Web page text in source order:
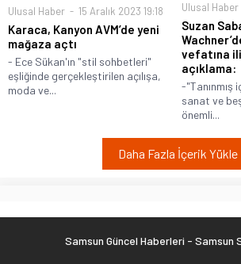
Ulusal Haber 15 Aralık 2023 19:18
Karaca, Kanyon AVM’de yeni
mağaza açtı
- Ece Sükan'ın "stil sohbetleri"
eşliğinde gerçekleştirilen açılışa,
moda ve...
Ulusal Haber
Suzan
vefatına
açıklama:
-"Tanınmış
sanat ve
önemli...
Daha Fazla İçerik Yükle
Samsun Güncel Haberleri - Samsun